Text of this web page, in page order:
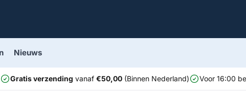
Nieuws
Gratis verzending vanaf €50,00(Binnen Nederland) Voor 16:00